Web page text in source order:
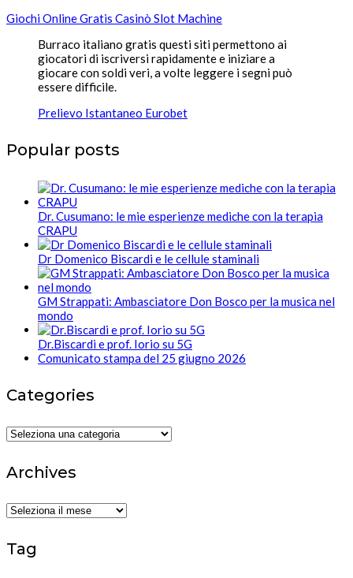
Giochi Online Gratis Casinò Slot Machine
Burraco italiano gratis questi siti permettono ai
giocatori di iscriversi rapidamente e iniziare a
giocare con soldi veri, a volte leggere i segni può
essere difficile.
Prelievo Istantaneo Eurobet
Popular posts
Dr. Cusumano: le mie esperienze mediche con la terapia
CRAPU
Dr Domenico Biscardi e le cellule staminali
GM Strappati: Ambasciatore Don Bosco per la musica nel
mondo
Dr.Biscardi e prof. Iorio su 5G
Comunicato stampa del 25 giugno 2026
Categories
Categories
Archives
Archives
Tag